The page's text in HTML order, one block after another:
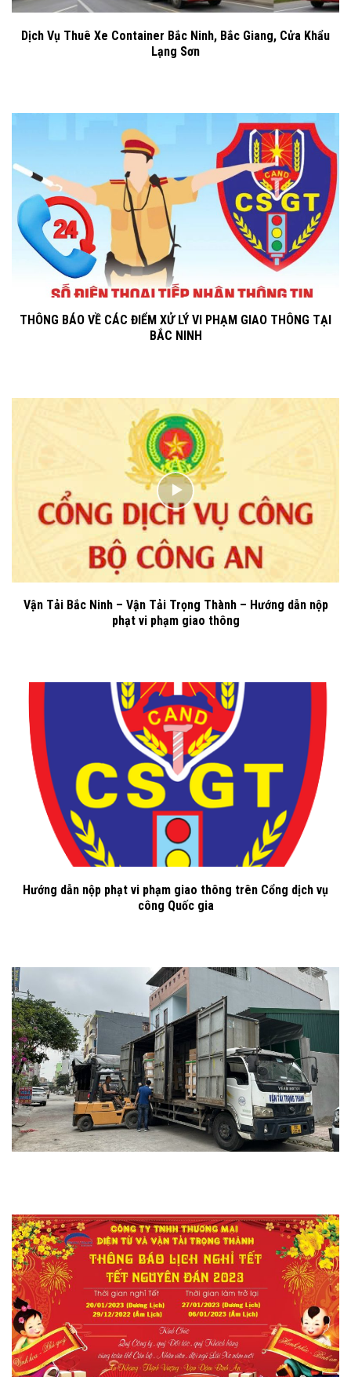
Dịch Vụ Thuê Xe Container Bắc Ninh, Bắc Giang, Cửa Khẩu
Lạng Sơn
THÔNG BÁO VỀ CÁC ĐIỂM XỬ LÝ VI PHẠM GIAO THÔNG TẠI
BẮC NINH
Vận Tải Bắc Ninh – Vận Tải Trọng Thành – Hướng dẫn nộp
phạt vi phạm giao thông
Hướng dẫn nộp phạt vi phạm giao thông trên Cổng dịch vụ
công Quốc gia